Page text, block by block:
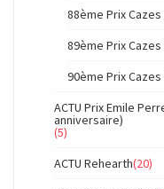
88ème Prix
89ème Prix
90ème Prix
ACTU Prix Emile
anniversaire)
(5)
ACTU Rehearth(20)